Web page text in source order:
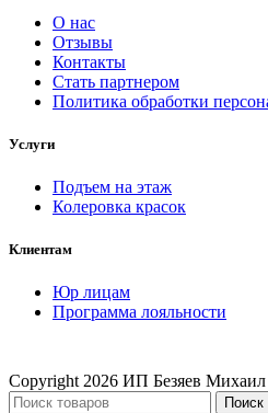
О нас
Отзывы
Контакты
Стать партнером
Политика обработки
Услуги
Подъем на этаж
Колеровка красок
Клиентам
Юр лицам
Программа лояльности
Copyright 2026 ИП Безяев
Поиск